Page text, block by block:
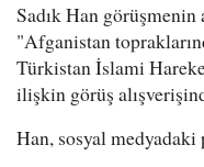
Sadık Han görüşmenin
"Afganistan
Türkistan İslami
ilişkin görüş
Han, sosyal medyadaki